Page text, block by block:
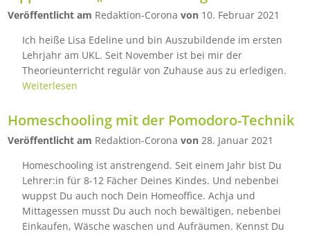
Veröffentlicht am Redaktion-Corona von 10. Februar 2021
Ich heiße Lisa Edeline und bin Auszubildende im ersten
Lehrjahr am UKL. Seit November ist bei mir der
Theorieunterricht regulär von Zuhause aus zu erledigen.
Weiterlesen
Homeschooling mit der Pomodoro-Technik
Veröffentlicht am Redaktion-Corona von 28. Januar 2021
Homeschooling ist anstrengend. Seit einem Jahr bist Du
Lehrer:in für 8-12 Fächer Deines Kindes. Und nebenbei
wuppst Du auch noch Dein Homeoffice. Achja und
Mittagessen musst Du auch noch bewältigen, nebenbei
Einkaufen, Wäsche waschen und Aufräumen. Kennst Du